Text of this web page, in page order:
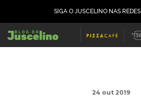
SIGA O JUSCELINO NAS REDES
24 out 2019